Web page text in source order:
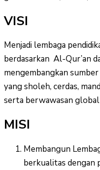
VISI
Menjadi lembaga
berdasarkan Al-Qur’an
mengembangkan
yang sholeh, cerdas,
serta berwawasan global
MISI
Membangun
berkualitas dengan